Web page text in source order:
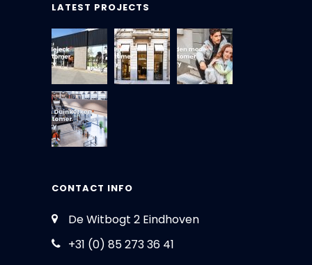
LATEST PROJECTS
CONTACT INFO
De Witbogt 2 Eindhoven
+31 (0) 85 273 36 41